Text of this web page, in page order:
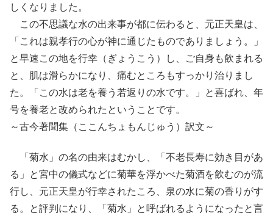
しくなりました。
この不思議な水の出来事が都に伝わると、元正天皇は、
「これは親孝行の心が神に通じたものでありましょう。」
と早速この地を行幸（ぎょうこう）し、ご自身も飲まれる
と、肌は滑らかになり、痛むところもすっかり治りまし
た。「この水は老を養う若返りの水です。」と喜ばれ、年
号を養老と改められたということです。
～古今著聞集（ここんちょもんじゅう）訳文～
「菊水」の名の由来はむかし、「不老長寿に効き目があ
る」と宮中の儀式などに菊華を浮かべた菊酒を飲むのが流
行し、元正天皇が行幸されたころ、泉の水に菊の香りがす
る。と評判になり、「菊水」と呼ばれるようになったと言